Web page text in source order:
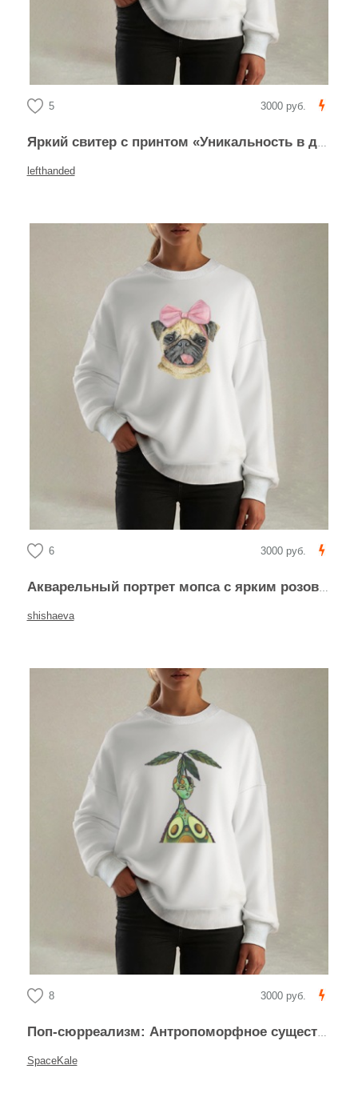
5 3000 руб.
Яркий свитер с принтом «Уникальность в деталях»
lefthanded
6 3000 руб.
Акварельный портрет мопса с ярким розовым бантом
shishaeva
8 3000 руб.
Поп-сюрреализм: Антропоморфное существо-авокадо
SpaceKale